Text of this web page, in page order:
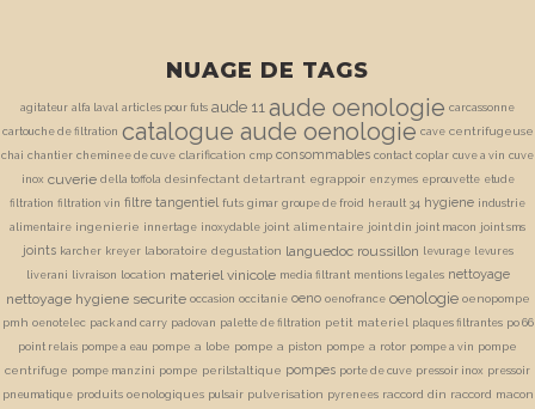
NUAGE DE TAGS
agitateur alfa laval articles pour futs aude 11 aude oenologie carcassonne
cartouche de filtration catalogue aude oenologie cave centrifugeuse
chai chantier cheminee de cuve clarification cmp consommables contact coplar cuve a vin cuve
inox cuverie della toffola desinfectant detartrant egrappoir enzymes eprouvette etude
filtration filtration vin filtre tangentiel futs gimar groupe de froid herault 34 hygiene industrie
alimentaire ingenierie innertage inoxydable joint alimentaire joint din joint macon joint sms
joints karcher kreyer laboratoire degustation languedoc roussillon levurage levures
liverani livraison location materiel vinicole media filtrant mentions legales nettoyage
nettoyage hygiene securite occasion occitanie oeno oenofrance oenologie oenopompe
pmh oenotelec pack and carry padovan palette de filtration petit materiel plaques filtrantes po 66
point relais pompe a eau pompe a lobe pompe a piston pompe a rotor pompe a vin pompe
centrifuge pompe manzini pompe perilstaltique pompes porte de cuve pressoir inox pressoir
pneumatique produits oenologiques pulsair pulverisation pyrenees raccord din raccord macon